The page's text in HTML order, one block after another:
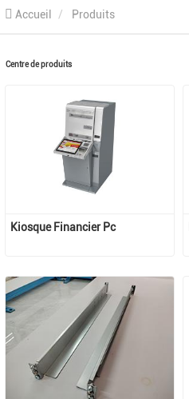
Accueil Produits
Centre de produits
Kiosque Financier Pc